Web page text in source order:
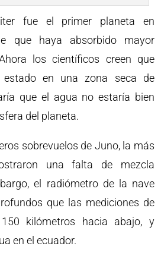
fue el primer planeta en
que haya absorbido mayor
los científicos creen que
estado en una zona seca de
que el agua no estaría bien
del planeta.
sobrevuelos de Juno, la más
una falta de mezcla
el radiómetro de la nave
que las mediciones de
kilómetros hacia abajo, y
en el ecuador.